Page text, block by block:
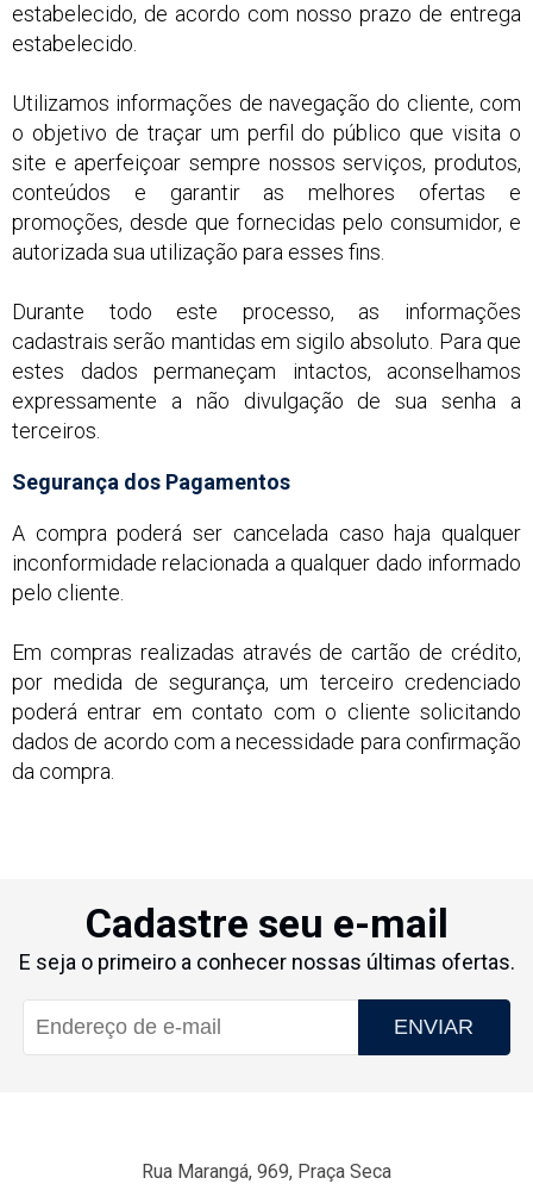
estabelecido, de acordo com nosso prazo de entrega
estabelecido.
Utilizamos informações de navegação do cliente, com
o objetivo de traçar um perfil do público que visita o
site e aperfeiçoar sempre nossos serviços, produtos,
conteúdos e garantir as melhores ofertas e
promoções, desde que fornecidas pelo consumidor, e
autorizada sua utilização para esses fins.
Durante todo este processo, as informações
cadastrais serão mantidas em sigilo absoluto. Para que
estes dados permaneçam intactos, aconselhamos
expressamente a não divulgação de sua senha a
terceiros.
Segurança dos Pagamentos
A compra poderá ser cancelada caso haja qualquer
inconformidade relacionada a qualquer dado informado
pelo cliente.
Em compras realizadas através de cartão de crédito,
por medida de segurança, um terceiro credenciado
poderá entrar em contato com o cliente solicitando
dados de acordo com a necessidade para confirmação
da compra.
Cadastre seu e-mail
E seja o primeiro a conhecer nossas últimas ofertas.
ENVIAR
Rua Marangá, 969, Praça Seca